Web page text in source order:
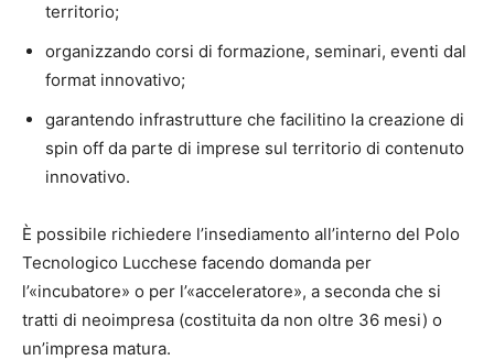
territorio;
organizzando corsi di formazione, seminari, eventi dal
format innovativo;
garantendo infrastrutture che facilitino la creazione di
spin off da parte di imprese sul territorio di contenuto
innovativo.
È possibile richiedere l’insediamento all’interno del Polo
Tecnologico Lucchese facendo domanda per
l’«incubatore» o per l’«acceleratore», a seconda che si
tratti di neoimpresa (costituita da non oltre 36 mesi) o
un’impresa matura.